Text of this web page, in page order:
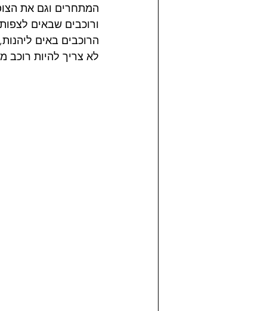
המתחרים וגם את
ורוכבים שבאים
הרוכבים באים
לא צריך להיות רוכב